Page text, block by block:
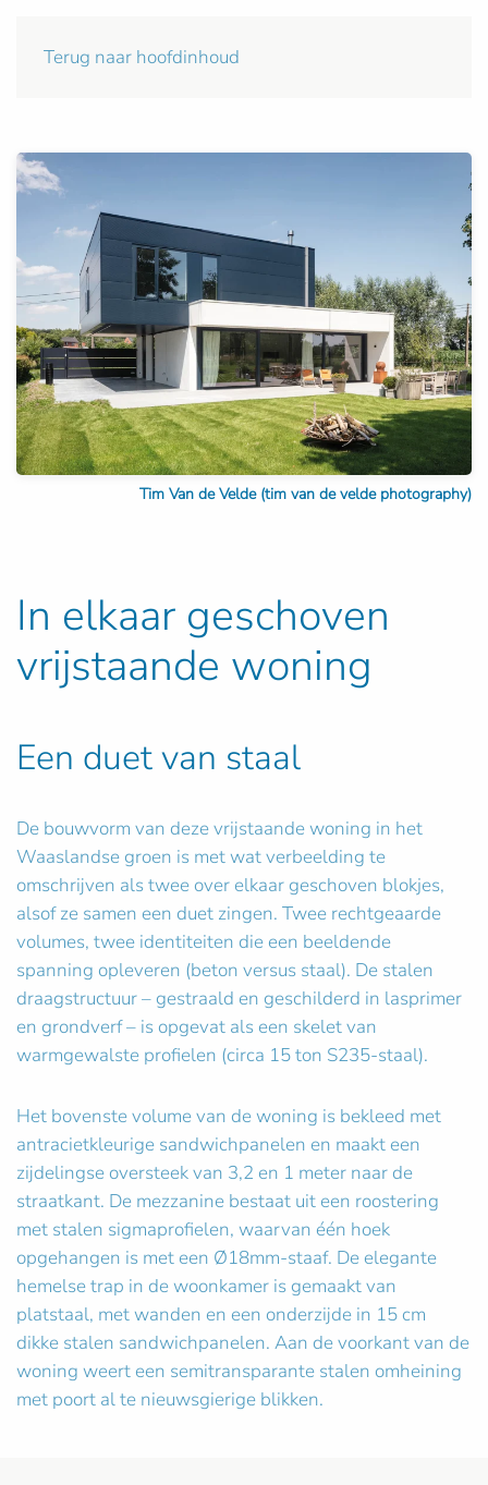
Terug naar hoofdinhoud
Tim Van de Velde (tim van de velde photography)
In elkaar geschoven
vrijstaande woning
Een duet van staal
De bouwvorm van deze vrijstaande woning in het
Waaslandse groen is met wat verbeelding te
omschrijven als twee over elkaar geschoven blokjes,
alsof ze samen een duet zingen. Twee rechtgeaarde
volumes, twee identiteiten die een beeldende
spanning opleveren (beton versus staal). De stalen
draagstructuur – gestraald en geschilderd in lasprimer
en grondverf – is opgevat als een skelet van
warmgewalste profielen (circa 15 ton S235-staal).
Het bovenste volume van de woning is bekleed met
antracietkleurige sandwichpanelen en maakt een
zijdelingse oversteek van 3,2 en 1 meter naar de
straatkant. De mezzanine bestaat uit een roostering
met stalen sigmaprofielen, waarvan één hoek
opgehangen is met een Ø18mm-staaf. De elegante
hemelse trap in de woonkamer is gemaakt van
platstaal, met wanden en een onderzijde in 15 cm
dikke stalen sandwichpanelen. Aan de voorkant van de
woning weert een semitransparante stalen omheining
met poort al te nieuwsgierige blikken.